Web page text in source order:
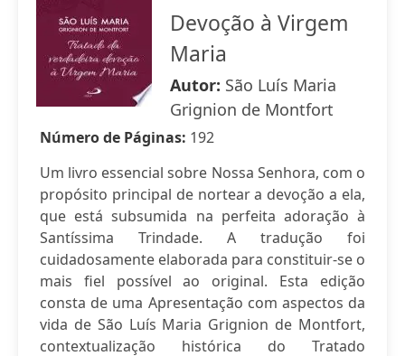
Devoção à Virgem
Maria
Autor: São Luís Maria
Grignion de Montfort
Número de Páginas: 192
Um livro essencial sobre Nossa Senhora, com o
propósito principal de nortear a devoção a ela,
que está subsumida na perfeita adoração à
Santíssima Trindade. A tradução foi
cuidadosamente elaborada para constituir-se o
mais fiel possível ao original. Esta edição
consta de uma Apresentação com aspectos da
vida de São Luís Maria Grignion de Montfort,
contextualização histórica do Tratado